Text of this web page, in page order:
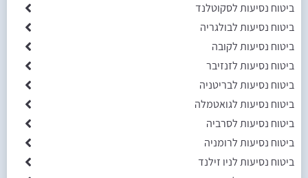
ביטוח נסיעות לסקוטלנד
ביטוח נסיעות לבולגריה
ביטוח נסיעות לקובה
ביטוח נסיעות לזנזיבר
ביטוח נסיעות לבריטניה
ביטוח נסיעות לגואטמלה
ביטוח נסיעות לסרביה
ביטוח נסיעות לרומניה
ביטוח נסיעות לניו זילנד